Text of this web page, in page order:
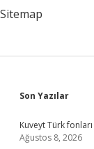
Sitemap
Son Yazılar
Kuveyt Türk
Ağustos 8, 2026